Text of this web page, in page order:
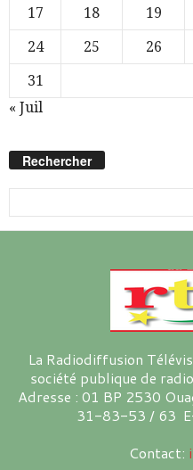
17
18 19
24
25 26
31
« Juil
Rechercher
La Radiodiffusion
société publique de
Adresse : 01 BP 2530
31-83-53 / 63
Contact: